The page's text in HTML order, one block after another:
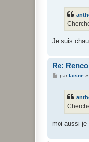
Je suis
Re:
Mparlaisne»
moi aussi je